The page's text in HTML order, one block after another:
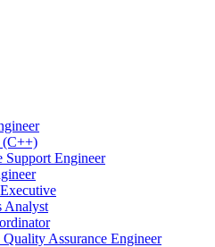
(C++)
Support Engineer
Analyst
Quality Assurance Engineer